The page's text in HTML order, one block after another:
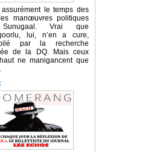
assurément le temps des
manœuvres politiques
Vrai que
lui, n’en a cure,
par la recherche
de la DQ. Mais ceux
ne manigancent que